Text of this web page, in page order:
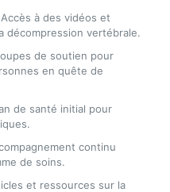
Accès à des vidéos et
décompression vertébrale.
de soutien pour
en quête de
de santé initial pour
continu
de soins.
et ressources sur la